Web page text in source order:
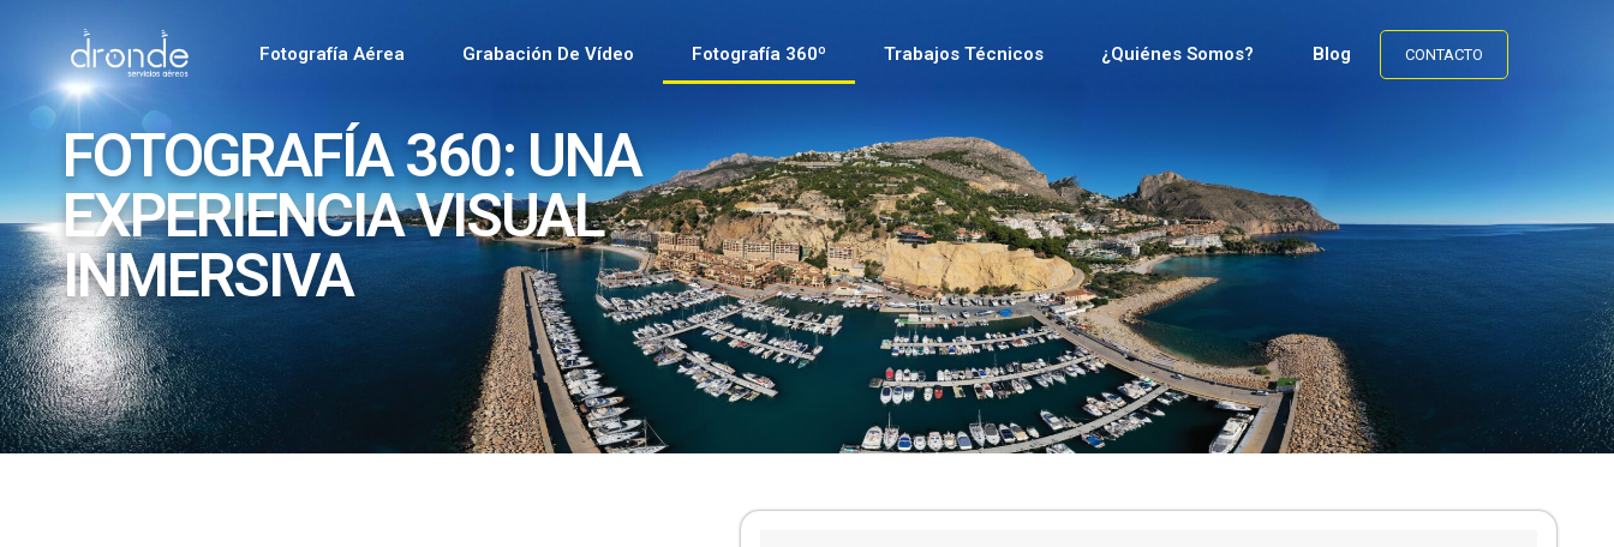
Fotografía Aérea Grabación De Vídeo Fotografía 360º Trabajos Técnicos ¿Quiénes Somos? Blog CONTACTO
FOTOGRAFÍA 360: UNA
EXPERIENCIA VISUAL
INMERSIVA